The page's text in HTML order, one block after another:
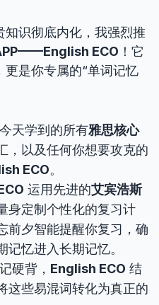
识彻底内化，我强烈推
ECO ！它
是你专属的“单词记忆
天学到的所有雅思核心
，以及任何你想要攻克的
ECO。
运用先进的艾宾浩斯
身定制个性化的复习计
前夕智能提醒你复习，确
忆进入长期记忆。
硬背， English ECO 结
这些易混词转化为真正的